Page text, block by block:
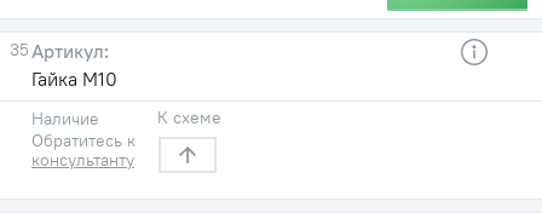
35
Гайка М10
Наличие
Обратитесь к
консультанту
К схеме